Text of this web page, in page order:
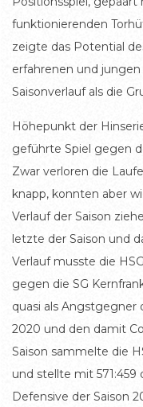
funktionierenden
zeigte das Potential
erfahrenen und
Saisonverlauf als die
Höhepunkt der
geführte Spiel gegen
Zwar verloren die
knapp, konnten aber
Verlauf der Saison
letzte der Saison und
Verlauf musste die
gegen die SG
quasi als Angstgegner
2020 und den damit
Saison sammelte die
und stellte mit
Defensive der Saison